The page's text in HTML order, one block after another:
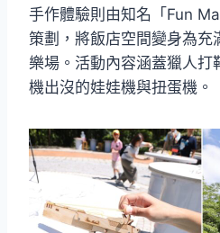
手作體驗則由知名「Fun
策劃，將飯店空間變身為充
樂場。活動內容涵蓋獵人打
機出沒的娃娃機與扭蛋機。